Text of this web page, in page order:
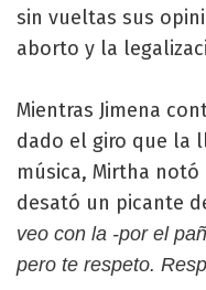
sin vueltas sus
aborto y la
Mientras Jimena
dado el giro que la
música, Mirtha
desató un picante
veo con la -por el
pero te respeto.